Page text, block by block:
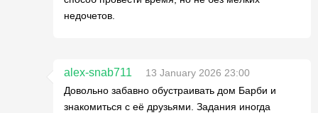
недочетов.
alex-snab711
13 January 2026 23:00
Довольно забавно обустраивать дом Барби и
знакомиться с её друзьями. Задания иногда